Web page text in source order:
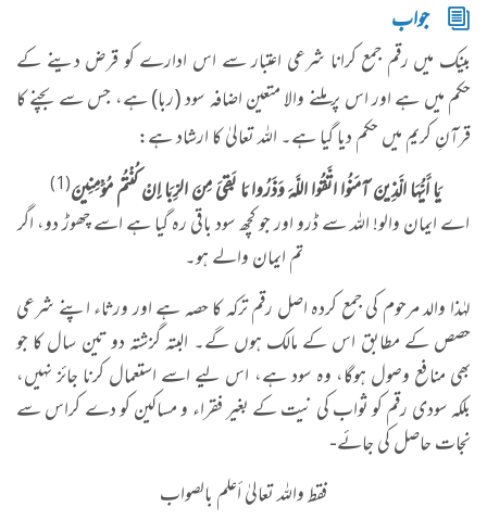
جواب
بینک میں رقم جمع کرانا شرعی اعتبار سے اس ادارے کو قرض دینے کے
حکم میں ہے اور اس پر ملنے والا متعین اضافہ سود (ربا) ہے، جس سے بچنے کا
قرآنِ کریم میں حکم دیا گیا ہے۔ اللہ تعالیٰ کا ارشاد ہے:
يَا أَيُّهَا الَّذِينَ آمَنُوا اتَّقُوا اللَّهَ وَذَرُوا مَا بَقِيَ مِنَ الرِّبَا إِنْ كُنْتُمْ مُؤْمِنِينَ(1)
​اے ایمان والو! اللہ سے ڈرو اور جو کچھ سود باقی رہ گیا ہے اسے چھوڑ دو، اگر
تم ایمان والے ہو۔​
لہٰذا والد مرحوم کی جمع کردہ اصل رقم ترکہ کا حصہ ہے اور ورثاء اپنے شرعی
حصص کے مطابق اس کے مالک ہوں گے۔ البتہ گزشتہ دو تین سال کا جو
بھی منافع وصول ہوگا، وہ سود ہے، اس لیے اسے استعمال کرنا جائز نہیں،
بلکہ سودی رقم کو ثواب کی نیت کے بغیر فقراء و مساکین کو دے کراس سے
نجات حاصل کی جائے-
فقط واللہ تعالیٰ أعلم بالصواب